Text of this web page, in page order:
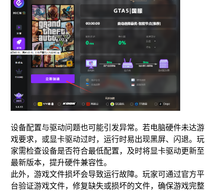
​设备配置与驱动问题也可能引发异常。若电脑硬件未达游
戏要求，或显卡驱动过时，运行时易出现黑屏、闪退。玩
家需检查设备是否符合最低配置，及时将显卡驱动更新至
最新版本，提升硬件兼容性。
​此外，游戏文件损坏会导致运行故障。玩家可通过官方平
台验证游戏文件，修复缺失或损坏的文件，确保游戏完整